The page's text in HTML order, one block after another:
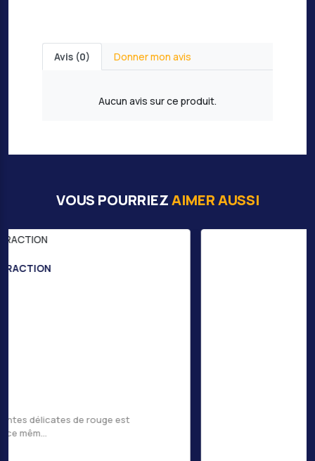
Avis (0) Donner mon avis
Aucun avis sur ce produit.
VOUS POURRIEZAIMER AUSSI